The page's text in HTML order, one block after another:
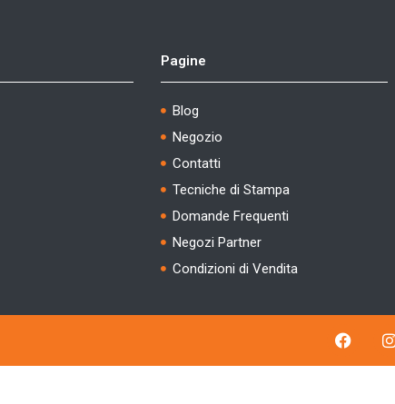
Pagine
Blog
Negozio
Contatti
Tecniche di Stampa
Domande Frequenti
Negozi Partner
Condizioni di Vendita